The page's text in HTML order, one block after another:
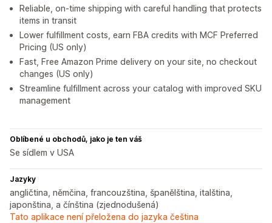
Reliable, on-time shipping with careful handling that protects
items in transit
Lower fulfillment costs, earn FBA credits with MCF Preferred
Pricing (US only)
Fast, Free Amazon Prime delivery on your site, no checkout
changes (US only)
Streamline fulfillment across your catalog with improved SKU
management
Oblíbené u obchodů, jako je ten váš
Se sídlem v USA
Jazyky
angličtina, němčina, francouzština, španělština, italština,
japonština, a čínština (zjednodušená)
Tato aplikace není přeložena do jazyka čeština